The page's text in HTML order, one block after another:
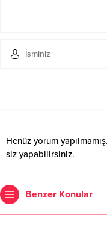
Henüz yorum
siz yapabilirsiniz.
Benzer Konular